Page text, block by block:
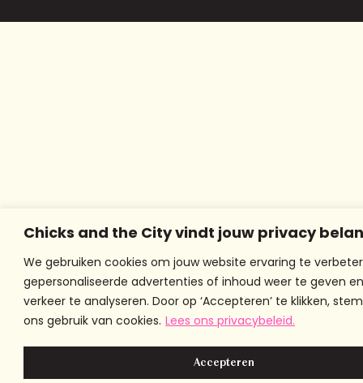
Chicks and the City vindt jouw privacy
We gebruiken cookies om jouw website ervaring te
gepersonaliseerde advertenties of inhoud weer te geven
verkeer te analyseren. Door op ‘Accepteren’ te klikken,
ons gebruik van cookies. Lees ons privacybeleid.
Accepteren